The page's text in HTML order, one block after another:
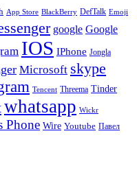
App Store BlackBerry DefTalk Emoji
google Google
IOS IPhone Jongla
Microsoft skype
Tencent Threema Tinder
whatsapp Wickr
Phone Wire Youtube Павел